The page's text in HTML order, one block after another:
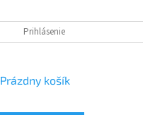
Prihlásenie
NÁKUPNÝ
Prázdny košík